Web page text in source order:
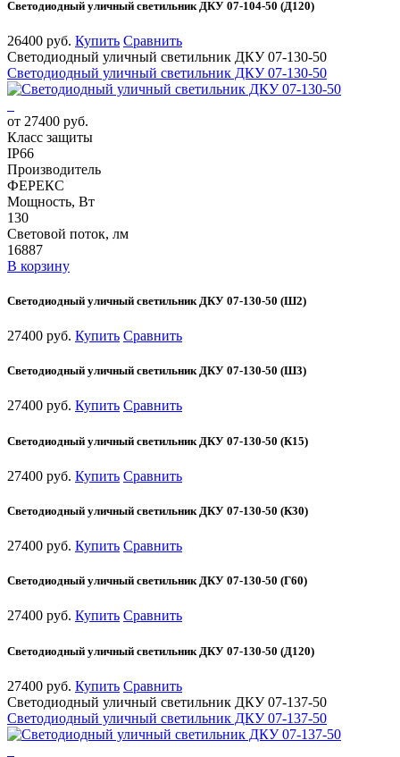
Светодиодный уличный светильник ДКУ 07-104-50 (Д120)
26400 руб. Купить Сравнить
Светодиодный уличный светильник ДКУ 07-130-50
Светодиодный уличный светильник ДКУ 07-130-50
от 27400 руб.
Класс защиты
IP66
Производитель
ФЕРЕКС
Мощность, Вт
130
Световой поток, лм
16887
В корзину
Светодиодный уличный светильник ДКУ 07-130-50 (Ш2)
27400 руб. Купить Сравнить
Светодиодный уличный светильник ДКУ 07-130-50 (Ш3)
27400 руб. Купить Сравнить
Светодиодный уличный светильник ДКУ 07-130-50 (К15)
27400 руб. Купить Сравнить
Светодиодный уличный светильник ДКУ 07-130-50 (К30)
27400 руб. Купить Сравнить
Светодиодный уличный светильник ДКУ 07-130-50 (Г60)
27400 руб. Купить Сравнить
Светодиодный уличный светильник ДКУ 07-130-50 (Д120)
27400 руб. Купить Сравнить
Светодиодный уличный светильник ДКУ 07-137-50
Светодиодный уличный светильник ДКУ 07-137-50